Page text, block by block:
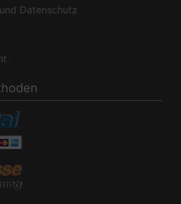
Datenschutz